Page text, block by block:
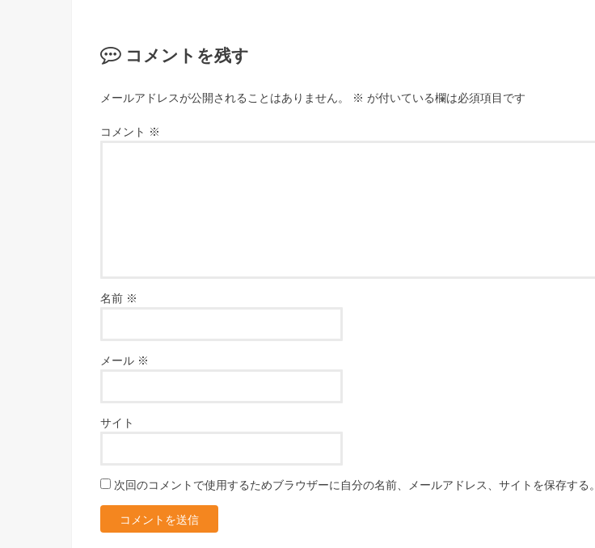
コメントを残す
メールアドレスが公開されることはありません。 ※ が付いている欄は必須項目です
コメント ※
名前 ※
メール ※
サイト
次回のコメントで使用するためブラウザーに自分の名前、メールアドレス、サイトを保存する。